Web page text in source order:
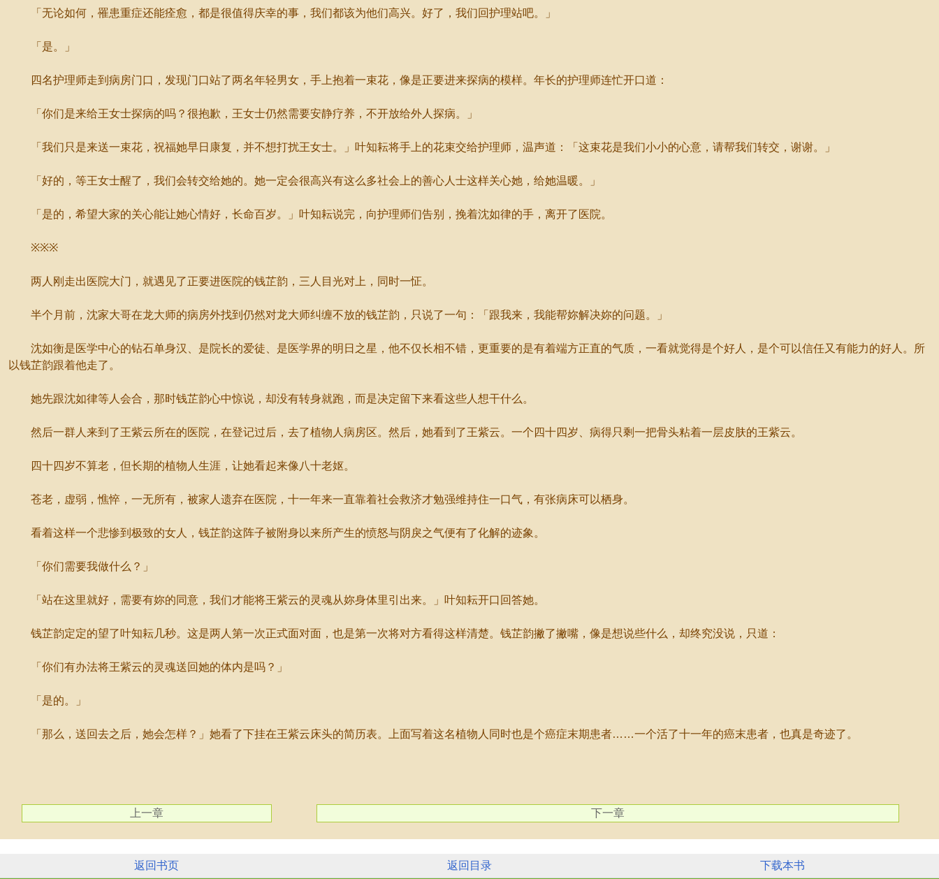
「无论如何，罹患重症还能痊愈，都是很值得庆幸的事，我们都该为他们高兴。好了，我们回护理站吧。」
「是。」
四名护理师走到病房门口，发现门口站了两名年轻男女，手上抱着一束花，像是正要进来探病的模样。年长的护理师连忙开口道：
「你们是来给王女士探病的吗？很抱歉，王女士仍然需要安静疗养，不开放给外人探病。」
「我们只是来送一束花，祝福她早日康复，并不想打扰王女士。」叶知耘将手上的花束交给护理师，温声道：「这束花是我们小小的心意，请帮我们转交，谢谢。」
「好的，等王女士醒了，我们会转交给她的。她一定会很高兴有这么多社会上的善心人士这样关心她，给她温暖。」
「是的，希望大家的关心能让她心情好，长命百岁。」叶知耘说完，向护理师们告别，挽着沈如律的手，离开了医院。
※※※
两人刚走出医院大门，就遇见了正要进医院的钱芷韵，三人目光对上，同时一怔。
半个月前，沈家大哥在龙大师的病房外找到仍然对龙大师纠缠不放的钱芷韵，只说了一句：「跟我来，我能帮妳解决妳的问题。」
沈如衡是医学中心的钻石单身汉、是院长的爱徒、是医学界的明日之星，他不仅长相不错，更重要的是有着端方正直的气质，一看就觉得是个好人，是个可以信任又有能力的好人。所
以钱芷韵跟着他走了。
她先跟沈如律等人会合，那时钱芷韵心中惊说，却没有转身就跑，而是决定留下来看这些人想干什么。
然后一群人来到了王紫云所在的医院，在登记过后，去了植物人病房区。然后，她看到了王紫云。一个四十四岁、病得只剩一把骨头粘着一层皮肤的王紫云。
四十四岁不算老，但长期的植物人生涯，让她看起来像八十老妪。
苍老，虚弱，憔悴，一无所有，被家人遗弃在医院，十一年来一直靠着社会救济才勉强维持住一口气，有张病床可以栖身。
看着这样一个悲惨到极致的女人，钱芷韵这阵子被附身以来所产生的愤怒与阴戾之气便有了化解的迹象。
「你们需要我做什么？」
「站在这里就好，需要有妳的同意，我们才能将王紫云的灵魂从妳身体里引出来。」叶知耘开口回答她。
钱芷韵定定的望了叶知耘几秒。这是两人第一次正式面对面，也是第一次将对方看得这样清楚。钱芷韵撇了撇嘴，像是想说些什么，却终究没说，只道：
「你们有办法将王紫云的灵魂送回她的体内是吗？」
「是的。」
「那么，送回去之后，她会怎样？」她看了下挂在王紫云床头的简历表。上面写着这名植物人同时也是个癌症末期患者……一个活了十一年的癌末患者，也真是奇迹了。
上一章 下一章
返回书页 返回目录 下载本书